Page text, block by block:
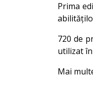
Prima
720 de
utilizat
Mai